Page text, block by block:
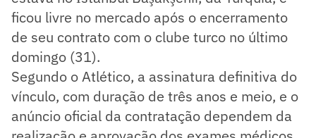
ficou livre no mercado após o encerramento
de seu contrato com o clube turco no último
domingo (31).
Segundo o Atlético, a assinatura definitiva do
vínculo, com duração de três anos e meio, e o
anúncio oficial da contratação dependem da